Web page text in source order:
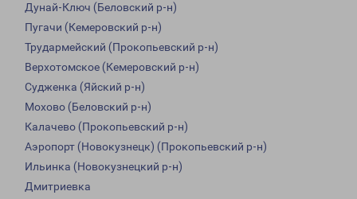
Дунай-Ключ (Беловский р-н)
Пугачи (Кемеровский р-н)
Трудармейский (Прокопьевский р-н)
Верхотомское (Кемеровский р-н)
Судженка (Яйский р-н)
Мохово (Беловский р-н)
Калачево (Прокопьевский р-н)
Аэропорт (Новокузнецк) (Прокопьевский р-н)
Ильинка (Новокузнецкий р-н)
Дмитриевка